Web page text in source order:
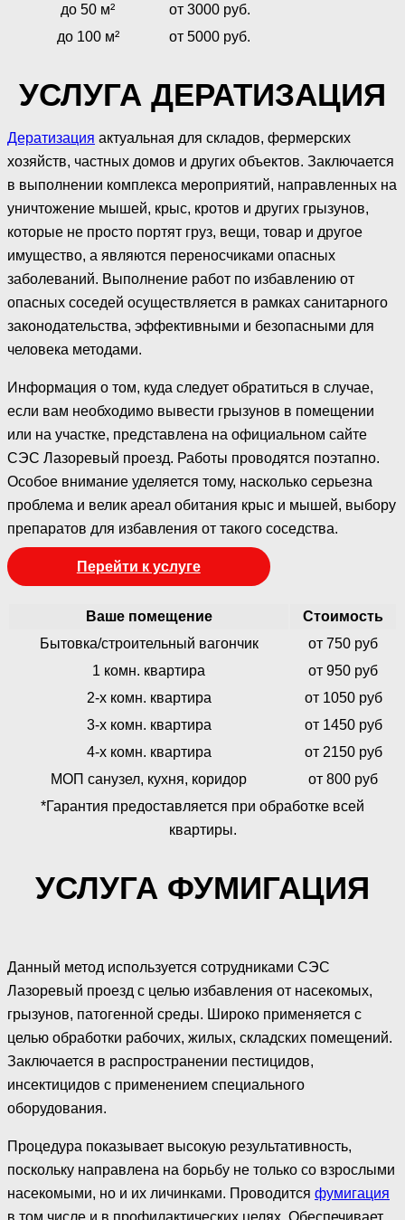
до 50 м²
от 3000 руб.
до 100 м²
от 5000 руб.
УСЛУГА ДЕРАТИЗАЦИЯ
Дератизация актуальная для складов, фермерских
хозяйств, частных домов и других объектов. Заключается
в выполнении комплекса мероприятий, направленных на
уничтожение мышей, крыс, кротов и других грызунов,
которые не просто портят груз, вещи, товар и другое
имущество, а являются переносчиками опасных
заболеваний. Выполнение работ по избавлению от
опасных соседей осуществляется в рамках санитарного
законодательства, эффективными и безопасными для
человека методами.
Информация о том, куда следует обратиться в случае,
если вам необходимо вывести грызунов в помещении
или на участке, представлена на официальном сайте
СЭС Лазоревый проезд. Работы проводятся поэтапно.
Особое внимание уделяется тому, насколько серьезна
проблема и велик ареал обитания крыс и мышей, выбору
препаратов для избавления от такого соседства.
Перейти к услуге
Ваше помещение
Стоимость
Бытовка/строительный вагончик
от 750 руб
1 комн. квартира
от 950 руб
2-х комн. квартира
от 1050 руб
3-х комн. квартира
от 1450 руб
4-х комн. квартира
от 2150 руб
МОП санузел, кухня, коридор
от 800 руб
*Гарантия предоставляется при обработке всей
квартиры.
УСЛУГА ФУМИГАЦИЯ
Данный метод используется сотрудниками СЭС
Лазоревый проезд с целью избавления от насекомых,
грызунов, патогенной среды. Широко применяется с
целью обработки рабочих, жилых, складских помещений.
Заключается в распространении пестицидов,
инсектицидов с применением специального
оборудования.
Процедура показывает высокую результативность,
поскольку направлена на борьбу не только со взрослыми
насекомыми, но и их личинками. Проводится фумигация